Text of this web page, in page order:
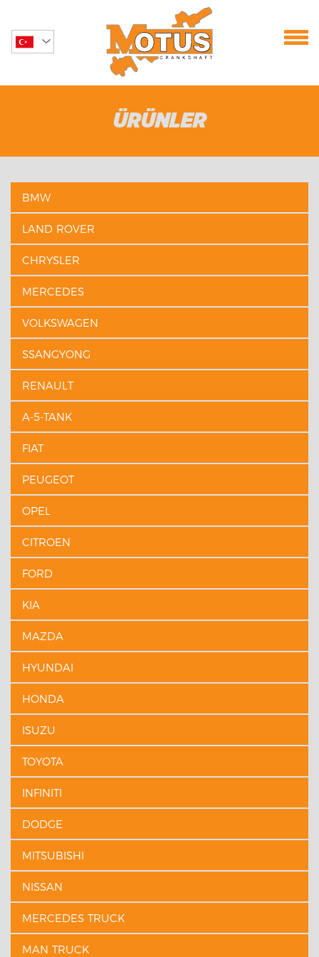
ÜRÜNLER
BMW
LAND ROVER
CHRYSLER
MERCEDES
VOLKSWAGEN
SSANGYONG
RENAULT
A-5-TANK
FIAT
PEUGEOT
OPEL
CITROEN
FORD
KIA
MAZDA
HYUNDAI
HONDA
ISUZU
TOYOTA
INFINITI
DODGE
MITSUBISHI
NISSAN
MERCEDES TRUCK
MAN TRUCK